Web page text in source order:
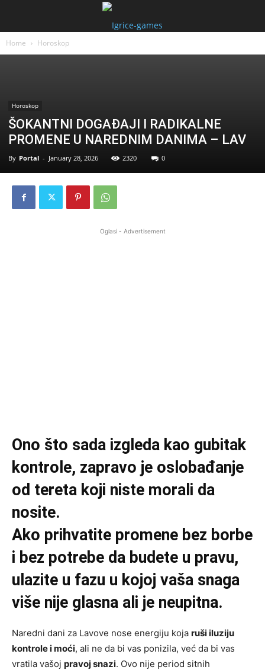
Home Horoskop
Horoskop
ŠOKANTNI DOGAĐAJI I RADIKALNE
PROMENE U NAREDNIM DANIMA – LAV
By Portal - January 28, 2026 2320 0
Oglasi - Advertisement
Ono što sada izgleda kao gubitak
kontrole, zapravo je oslobađanje
od tereta koji niste morali da
nosite.
Ako prihvatite promene bez borbe
i bez potrebe da budete u pravu,
ulazite u fazu u kojoj vaša snaga
više nije glasna ali je neupitna.
Naredni dani za Lavove nose energiju koja ruši iluziju
kontrole i moći, ali ne da bi vas ponizila, već da bi vas
vratila vašoj pravoj snazi. Ovo nije period sitnih